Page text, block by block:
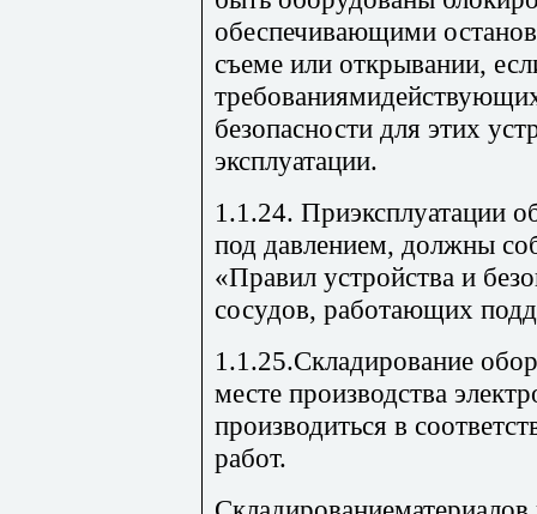
обеспечивающими
съеме или открывании,
безопасности для этих
эксплуатации.
1.1.24. Приэксплуатации
под давлением, должны
«Правил устройства и
сосудов, работающих
1.1.25.Складирование
месте производства
производиться в
работ.